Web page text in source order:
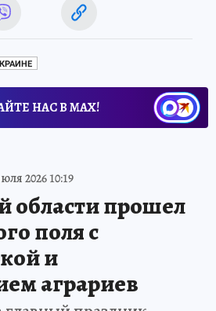
НАС В МАХ!
2026 10:19
области прошел
поля с
и
аграриев